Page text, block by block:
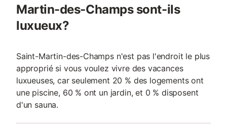
Martin-des-Champs sont-ils
luxueux?
Saint-Martin-des-Champs n'est pas l'endroit le plus
approprié si vous voulez vivre des vacances
luxueuses, car seulement 20 % des logements ont
une piscine, 60 % ont un jardin, et 0 % disposent
d'un sauna.